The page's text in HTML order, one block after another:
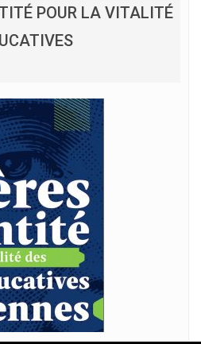
POUR LA VITALITÉ